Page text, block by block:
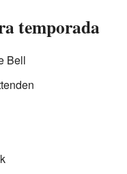
temporada
Bell